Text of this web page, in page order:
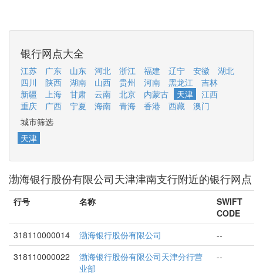
银行网点大全
江苏 广东 山东 河北 浙江 福建 辽宁 安徽
湖北
四川
陕西 湖南 山西 贵州 河南 黑龙江
吉林
新疆
上海 甘肃 云南 北京 内蒙古 天津
江西
重庆
广西 宁夏 海南 青海 香港 西藏
澳门
城市筛选
天津
渤海银行股份有限公司天津津南支行附近的银行网点
行号 名称
SWIFT
CODE
318110000014
渤海银行股份有限公司
--
318110000022
渤海银行股份有限公司天津分行营
业部
--